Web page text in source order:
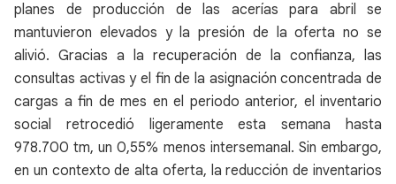
planes de producción de las acerías para abril se
mantuvieron elevados y la presión de la oferta no se
alivió. Gracias a la recuperación de la confianza, las
consultas activas y el fin de la asignación concentrada de
cargas a fin de mes en el periodo anterior, el inventario
social retrocedió ligeramente esta semana hasta
978.700 tm, un 0,55% menos intersemanal. Sin embargo,
en un contexto de alta oferta, la reducción de inventarios